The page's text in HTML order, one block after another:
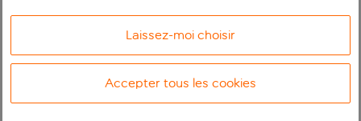
Laissez-moi choisir
Accepter tous les cookies